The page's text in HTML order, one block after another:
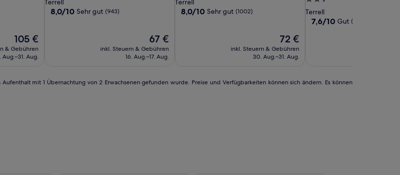
Terrell
Terrell
&
Suites
Der
Preis
beträgt
105 €
& Gebühren
Aug.–31. Aug.
Terrell
Terrell
Terrell
Unterkunft
Terrell
8.0
8,0/10 Sehr gut (943)
Der
Preis
beträgt
67 €
inkl. Steuern & Gebühren
16. Aug.–17. Aug.
Suites
Suites
Terrell
Unterkunft
Terrell
8.0
8,0/10 Sehr gut (1002)
Der
Preis
beträgt
72 €
inkl. Steuern & Gebühren
30. Aug.–31. Aug.
Best
Western
Sterne-
Unterkunft
Terrell
7.6
7,6/10 Gut (489)
mit 1 Übernachtung von 2 Erwachsenen gefunden wurde. Preise und Verfügbarkeiten können sich ändern. Es können